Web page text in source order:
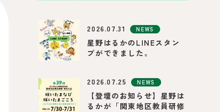
2026.07.31 NEWS
星野はるかのLINEスタン
プができました。
2026.07.25 NEWS
【登壇のお知らせ】星野は
るかが「関東地区教員研修